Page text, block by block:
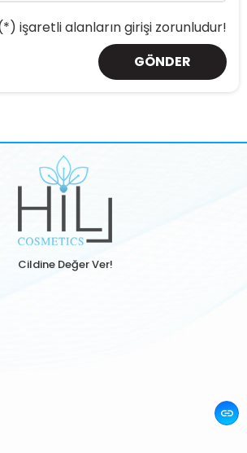
işaretli alanların girişi zorunludur!
GÖNDER
Cildine Değer Ver!